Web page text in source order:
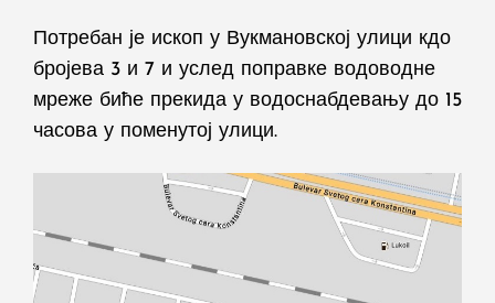
Потребан је ископ у Вукмановској улици кдо
бројева 3 и 7 и услед поправке водоводне
мреже биће прекида у водоснабдевању до 15
часова у поменутој улици.